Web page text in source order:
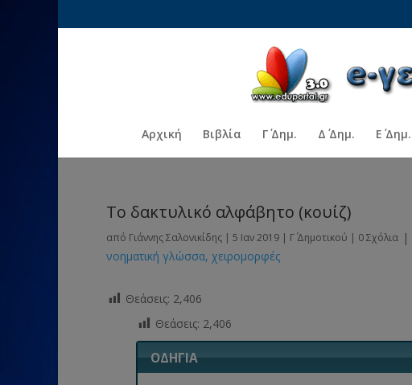
Αρχική Βιβλία Γ΄ Δημ. Δ΄ Δημ. Ε΄ Δημ.
Το δακτυλικό αλφάβητο (κουίζ)
από Γιάννης Σαλονικίδης | 5 Ιαν 2019 | Γ΄ Δημοτικού | 0 Σχόλια |
νοηματική γλώσσα χειρομορφές
Θεάσεις: 2,406
Θεάσεις: 2,406
ΟΔΗΓΙΑ